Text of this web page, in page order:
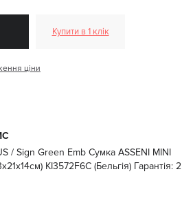
Купити в 1 клік
ціни
/ Sign Green Emb Сумка ASSENI MINI
KI3572F6C (Бельгія) Гарантія: 2